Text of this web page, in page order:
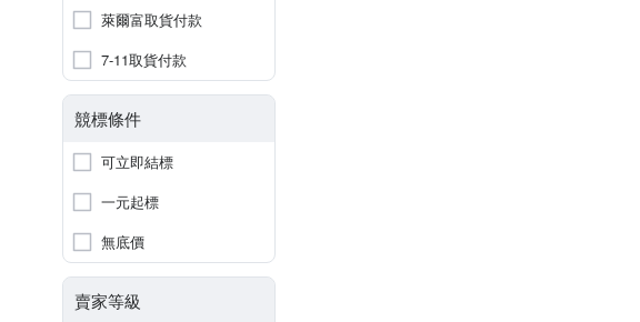
萊爾富取貨付款
7-11取貨付款
競標條件
可立即結標
一元起標
無底價
賣家等級